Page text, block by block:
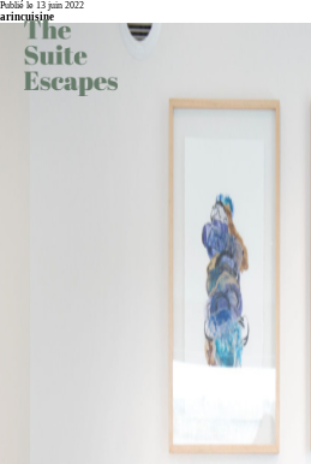
Publié le 13 juin 2022
arincuisine